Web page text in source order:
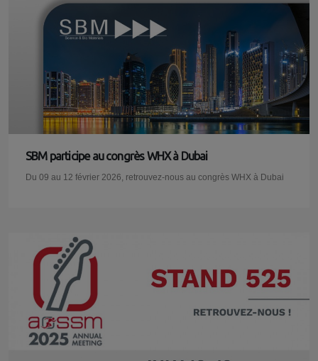
SBM participe au congrès WHX à Dubai
Du 09 au 12 février 2026, retrouvez-nous au congrès WHX à Dubai